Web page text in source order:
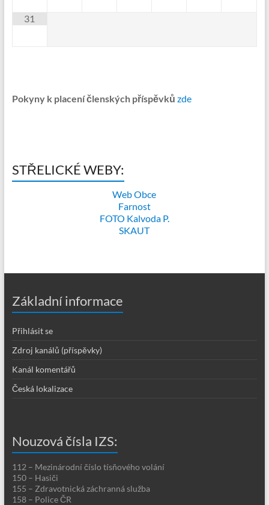
31
Pokyny k placení členských příspěvků zde
STŘELICKÉ WEBY:
Web Obce
Farnost
FOTO Kalvoda P.
SKAUT
Základní informace
Přihlásit se
Zdroj kanálů (příspěvky)
Kanál komentářů
Česká lokalizace
Nouzová čísla IZS:
112 – Mezinárodní číslo tísňového volání
150 – Hasiči
155 – Zdravotnická záchranná služba
158 – Police ČR